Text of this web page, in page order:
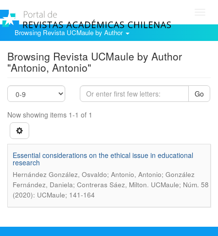
Browsing Revista UCMaule by Author
Browsing Revista UCMaule by Author
"Antonio, Antonio"
Go
Now showing items 1-1 of 1
Essential considerations on the ethical issue in educational
research
Hernández González, Osvaldo; Antonio, Antonio; González
Fernández, Daniela; Contreras Sáez, Milton. UCMaule; Núm. 58
(2020): UCMaule; 141-164